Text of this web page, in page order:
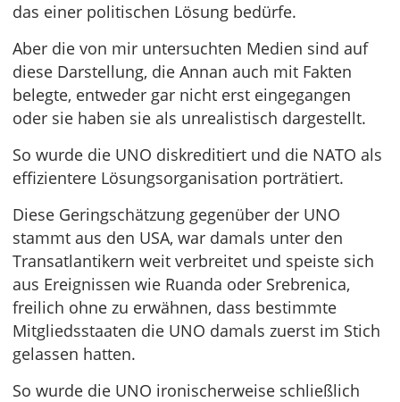
das einer politischen Lösung bedürfe.
Aber die von mir untersuchten Medien sind auf
diese Darstellung, die Annan auch mit Fakten
belegte, entweder gar nicht erst eingegangen
oder sie haben sie als unrealistisch dargestellt.
So wurde die UNO diskreditiert und die NATO als
effizientere Lösungsorganisation porträtiert.
Diese Geringschätzung gegenüber der UNO
stammt aus den USA, war damals unter den
Transatlantikern weit verbreitet und speiste sich
aus Ereignissen wie Ruanda oder Srebrenica,
freilich ohne zu erwähnen, dass bestimmte
Mitgliedsstaaten die UNO damals zuerst im Stich
gelassen hatten.
So wurde die UNO ironischerweise schließlich